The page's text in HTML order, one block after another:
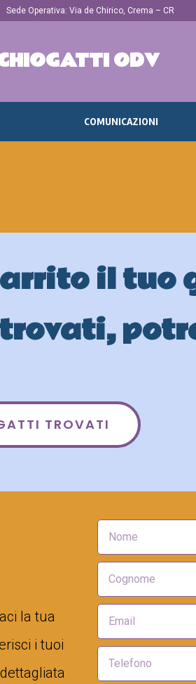
Sede Operativa: Via de Chirico, Crema – CR
ODV
COMUNICAZIONI
il tuo
TROVATI
la tua
i tuoi